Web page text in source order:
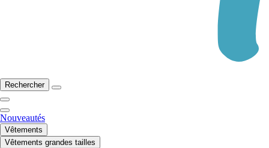
Rechercher
Nouveautés
Vêtements
Vêtements grandes tailles